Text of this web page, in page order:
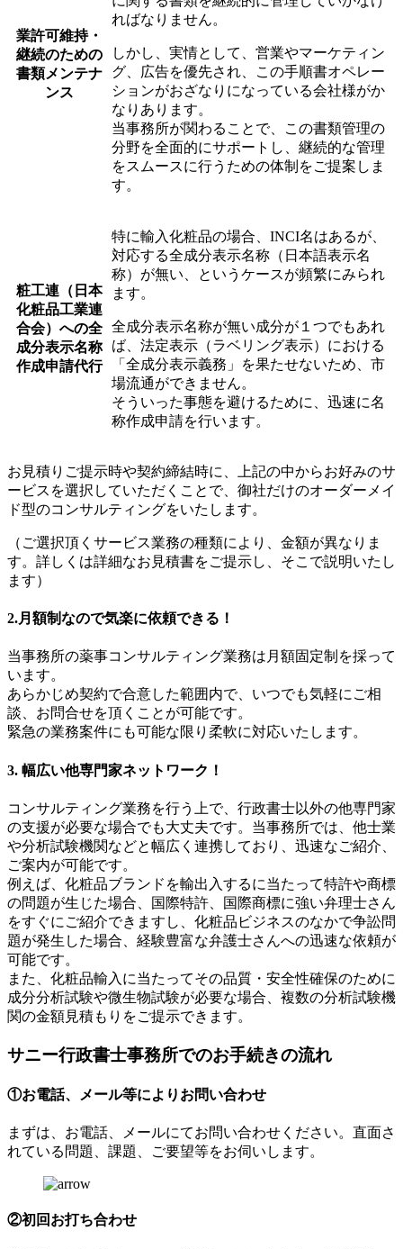
業許可維持・
継続のための
書類メンテナ
ンス
ればなりません。
しかし、実情として、営業やマーケティン
グ、広告を優先され、この手順書オペレー
ションがおざなりになっている会社様がか
なりあります。
当事務所が関わることで、この書類管理の
分野を全面的にサポートし、継続的な管理
をスムースに行うための体制をご提案しま
す。
粧工連（日本
化粧品工業連
合会）への全
成分表示名称
作成申請代行
特に輸入化粧品の場合、INCI名はあるが、
対応する全成分表示名称（日本語表示名
称）が無い、というケースが頻繁にみられ
ます。
全成分表示名称が無い成分が１つでもあれ
ば、法定表示（ラベリング表示）における
「全成分表示義務」を果たせないため、市
場流通ができません。
そういった事態を避けるために、迅速に名
称作成申請を行います。
お見積りご提示時や契約締結時に、上記の中からお好みのサ
ービスを選択していただくことで、御社だけのオーダーメイ
ド型のコンサルティングをいたします。
（ご選択頂くサービス業務の種類により、金額が異なりま
す。詳しくは詳細なお見積書をご提示し、そこで説明いたし
ます）
2.月額制なので気楽に依頼できる！
当事務所の薬事コンサルティング業務は月額固定制を採って
います。
あらかじめ契約で合意した範囲内で、いつでも気軽にご相
談、お問合せを頂くことが可能です。
緊急の業務案件にも可能な限り柔軟に対応いたします。
3. 幅広い他専門家ネットワーク！
コンサルティング業務を行う上で、行政書士以外の他専門家
の支援が必要な場合でも大丈夫です。当事務所では、他士業
や分析試験機関などと幅広く連携しており、迅速なご紹介、
ご案内が可能です。
例えば、化粧品ブランドを輸出入するに当たって特許や商標
の問題が生じた場合、国際特許、国際商標に強い弁理士さん
をすぐにご紹介できますし、化粧品ビジネスのなかで争訟問
題が発生した場合、経験豊富な弁護士さんへの迅速な依頼が
可能です。
また、化粧品輸入に当たってその品質・安全性確保のために
成分分析試験や微生物試験が必要な場合、複数の分析試験機
関の金額見積もりをご提示できます。
サニー行政書士事務所でのお手続きの流れ
①お電話、メール等によりお問い合わせ
まずは、お電話、メールにてお問い合わせください。直面さ
れている問題、課題、ご要望等をお伺いします。
②初回お打ち合わせ